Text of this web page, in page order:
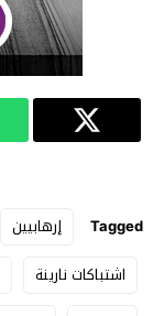
Tagged إرهابيين
اشتباكات نارينة